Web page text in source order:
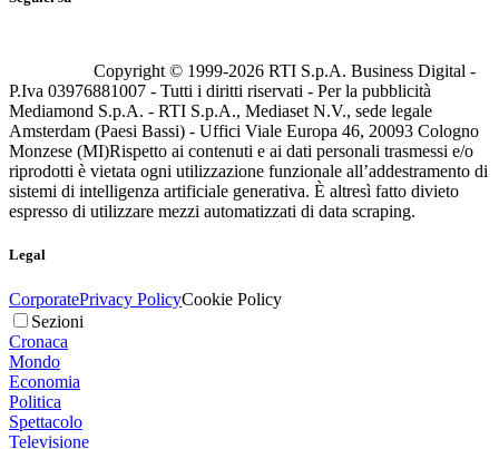
Copyright © 1999-2026 RTI S.p.A. Business Digital -
P.Iva 03976881007 - Tutti i diritti riservati - Per la pubblicità
Mediamond S.p.A. - RTI S.p.A., Mediaset N.V., sede legale
Amsterdam (Paesi Bassi) - Uffici Viale Europa 46, 20093 Cologno
Monzese (MI)Rispetto ai contenuti e ai dati personali trasmessi e/o
riprodotti è vietata ogni utilizzazione funzionale all’addestramento di
sistemi di intelligenza artificiale generativa. È altresì fatto divieto
espresso di utilizzare mezzi automatizzati di data scraping.
Legal
CorporatePrivacy PolicyCookie Policy
Sezioni
Cronaca
Mondo
Economia
Politica
Spettacolo
Televisione